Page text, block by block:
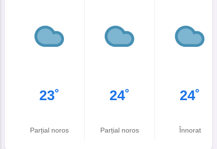
23˚
Parțial noros
24˚
Parțial noros
24˚
Înnorat